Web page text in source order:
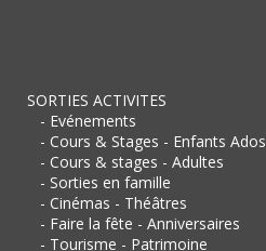
SORTIES ACTIVITES
- Evénements
- Cours & Stages - Enfants Ados
- Cours & stages - Adultes
- Sorties en famille
- Cinémas - Théâtres
- Faire la fête - Anniversaires
- Tourisme - Patrimoine